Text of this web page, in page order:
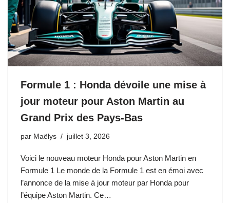
Formule 1 : Honda dévoile une mise à
jour moteur pour Aston Martin au
Grand Prix des Pays-Bas
par Maëlys juillet 3, 2026
Voici le nouveau moteur Honda pour Aston Martin en
Formule 1 Le monde de la Formule 1 est en émoi avec
l’annonce de la mise à jour moteur par Honda pour
l’équipe Aston Martin. Ce…